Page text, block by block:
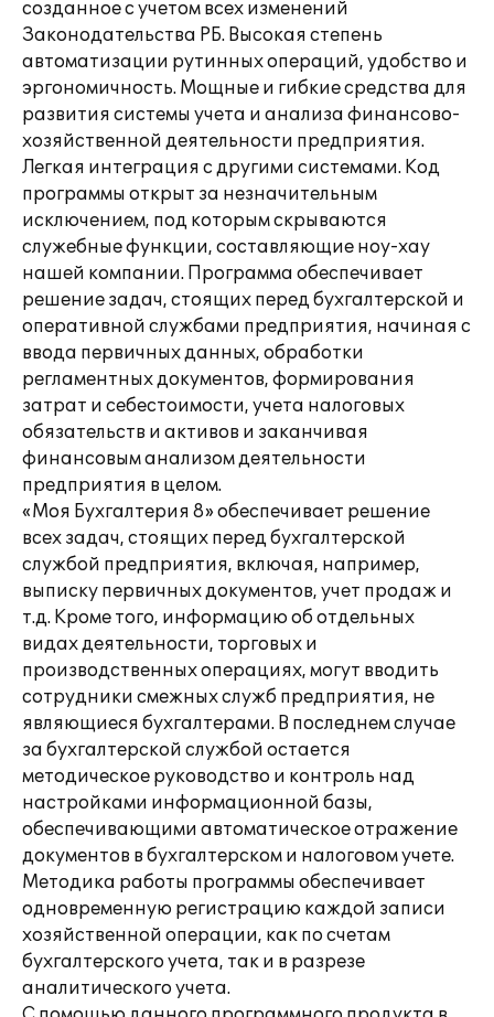
созданное с учетом всех изменений
Законодательства РБ. Высокая степень
автоматизации рутинных операций, удобство и
эргономичность. Мощные и гибкие средства для
развития системы учета и анализа финансово-
хозяйственной деятельности предприятия.
Легкая интеграция с другими системами. Код
программы открыт за незначительным
исключением, под которым скрываются
служебные функции, составляющие ноу-хау
нашей компании. Программа обеспечивает
решение задач, стоящих перед бухгалтерской и
оперативной службами предприятия, начиная с
ввода первичных данных, обработки
регламентных документов, формирования
затрат и себестоимости, учета налоговых
обязательств и активов и заканчивая
финансовым анализом деятельности
предприятия в целом.
«Моя Бухгалтерия 8» обеспечивает решение
всех задач, стоящих перед бухгалтерской
службой предприятия, включая, например,
выписку первичных документов, учет продаж и
т.д. Кроме того, информацию об отдельных
видах деятельности, торговых и
производственных операциях, могут вводить
сотрудники смежных служб предприятия, не
являющиеся бухгалтерами. В последнем случае
за бухгалтерской службой остается
методическое руководство и контроль над
настройками информационной базы,
обеспечивающими автоматическое отражение
документов в бухгалтерском и налоговом учете.
Методика работы программы обеспечивает
одновременную регистрацию каждой записи
хозяйственной операции, как по счетам
бухгалтерского учета, так и в разрезе
аналитического учета.